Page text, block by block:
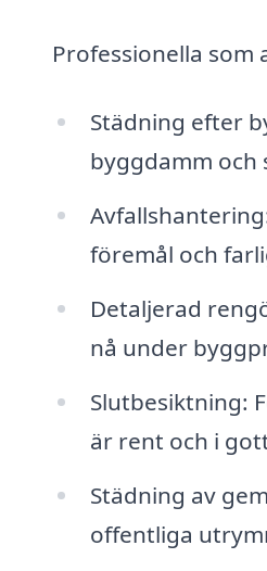
Professionella
Städning efter
byggdamm och
föremål och
Detaljerad
nå under
Slutbesiktning:
är rent och i
Städning av
offentliga